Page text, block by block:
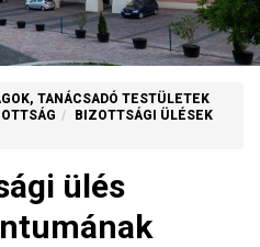
TANÁCSADÓ TESTÜLETEK
BIZOTTSÁGI ÜLÉSEK
ülés